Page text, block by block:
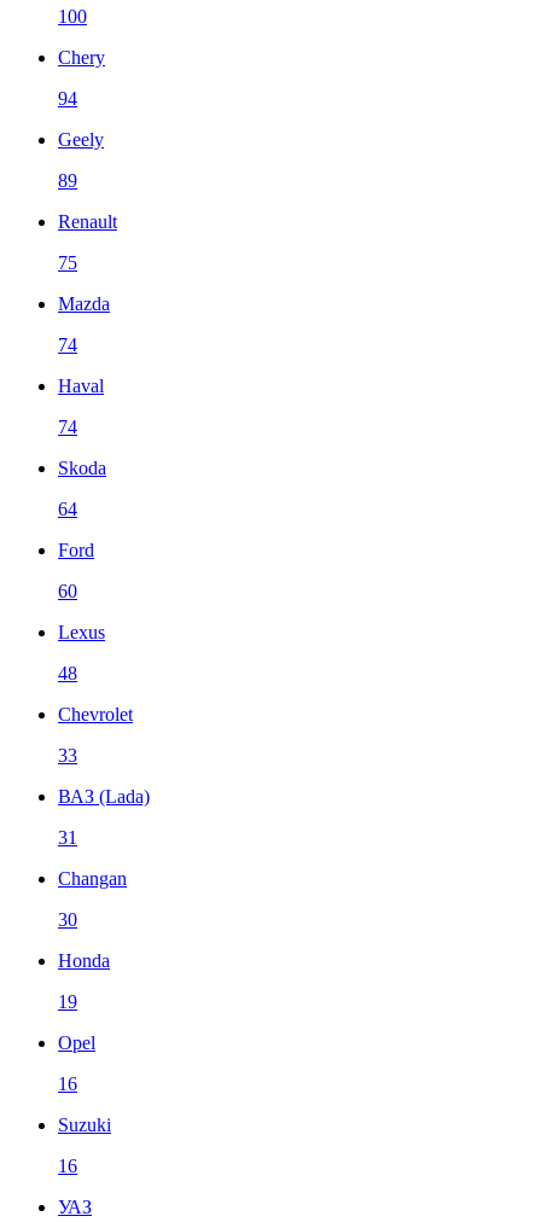
100
Chery
94
Geely
89
Renault
75
Mazda
74
Haval
74
Skoda
64
Ford
60
Lexus
48
Chevrolet
33
ВАЗ (Lada)
31
Changan
30
Honda
19
Opel
16
Suzuki
16
УАЗ